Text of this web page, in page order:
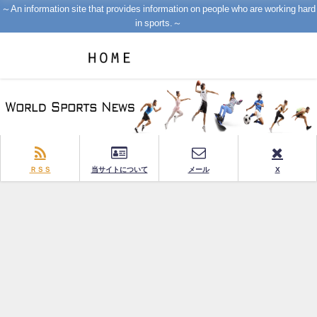
～An information site that provides information on people who are working hard
in sports.～
ＲＳＳ 当サイトについて メール X